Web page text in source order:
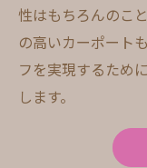
性はもちろんのこ
の高いカーポート
フを実現するため
します。